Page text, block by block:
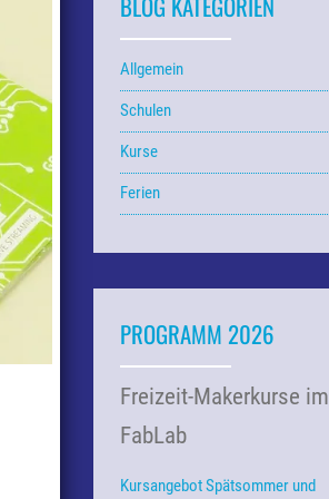
Allgemein
Schulen
Kurse
Ferien
PROGRAMM 2026
Freizeit-Makerkurse im
FabLab
Kursangebot Spätsommer und